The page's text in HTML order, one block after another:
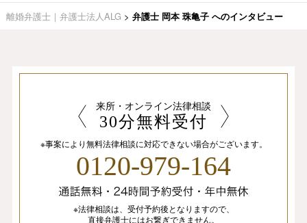
離婚弁護士｜弁護士法人ALG > 弁護士 岡本 珠亀子 へのインタビュー
来所・オンライン法律相談
30分無料受付
※事案により無料法律相談に対応できない場合がございます。
0120-979-164
※法律相談は、 受付予約後となりますので、
直接弁護士にはお繋ぎできません。